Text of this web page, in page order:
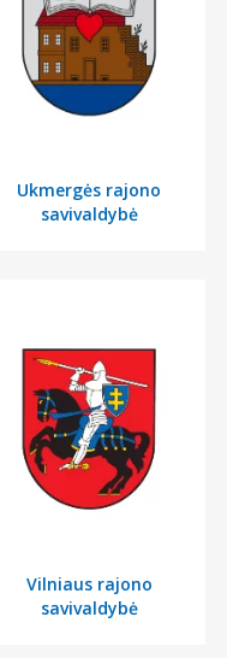
Ukmergės rajono
savivaldybė
Vilniaus rajono
savivaldybė